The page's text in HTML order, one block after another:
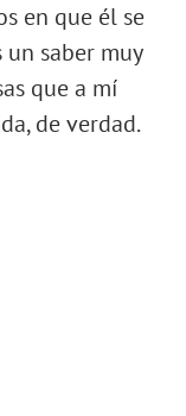
en que él se
saber muy
que a mí
de verdad.